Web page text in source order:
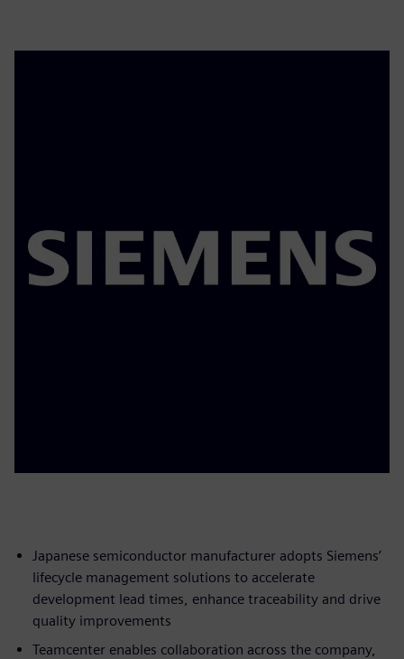
Japanese semiconductor manufacturer adopts Siemens’
lifecycle management solutions to accelerate
development lead times, enhance traceability and drive
quality improvements
Teamcenter enables collaboration across the company,